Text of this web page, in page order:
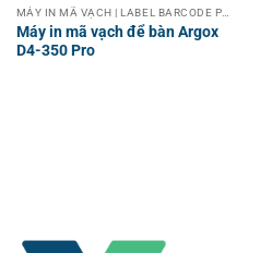
Máy in mã vạch để bàn Argox
D4-350 Pro